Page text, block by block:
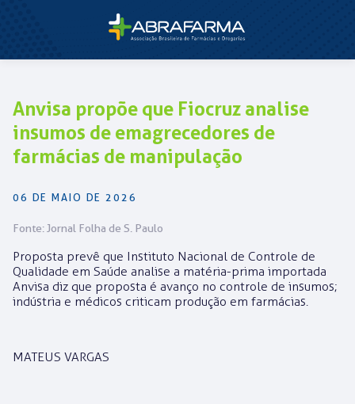
Anvisa propõe que Fiocruz analise
insumos de emagrecedores de
farmácias de manipulação
06 DE MAIO DE 2026
Fonte: Jornal Folha de S. Paulo
Proposta prevê que Instituto Nacional de Controle de
Qualidade em Saúde analise a matéria-prima importada
Anvisa diz que proposta é avanço no controle de insumos;
indústria e médicos criticam produção em farmácias.
MATEUS VARGAS